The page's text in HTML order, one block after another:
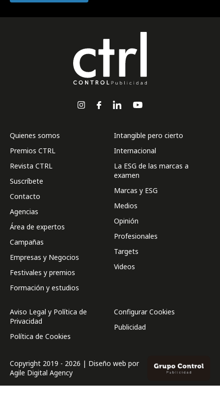
Quienes somos
Premios CTRL
Revista CTRL
Suscríbete
Contacto
Agencias
Área de expertos
Campañas
Empresas y Negocios
Festivales y premios
Formación y estudios
Intangible pero cierto
Internacional
La ESG de las marcas a
examen
Marcas y ESG
Medios
Opinión
Profesionales
Targets
Videos
Aviso Legal y Política de
Privacidad
Política de Cookies
Configurar Cookies
Publicidad
Copyright 2019 - 2026 | Diseño web por
Agile Digital Agency